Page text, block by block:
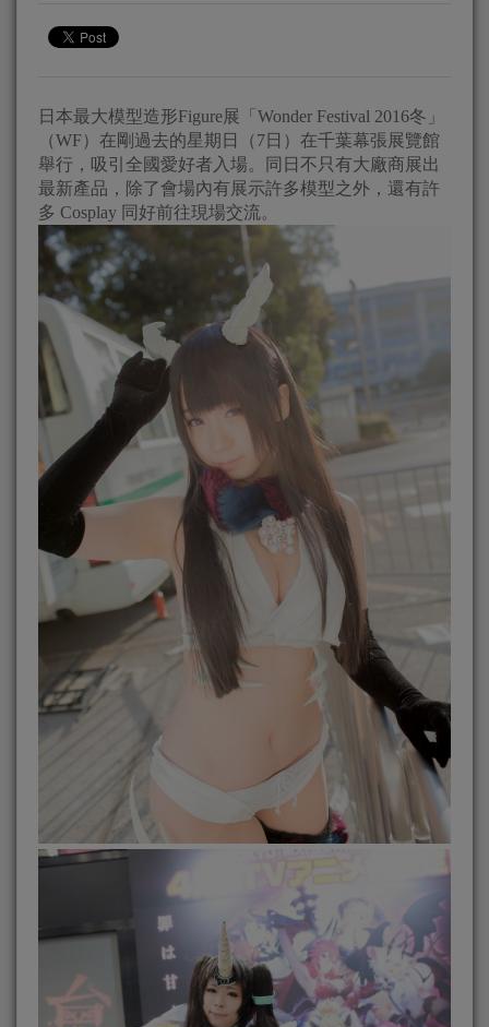
日本最大模型造形Figure展「Wonder Festival 2016冬」
（WF）在剛過去的星期日（7日）在千葉幕張展覽館
舉行，吸引全國愛好者入場。同日不只有大廠商展出
最新產品，除了會場內有展示許多模型之外，還有許
多 Cosplay 同好前往現場交流。